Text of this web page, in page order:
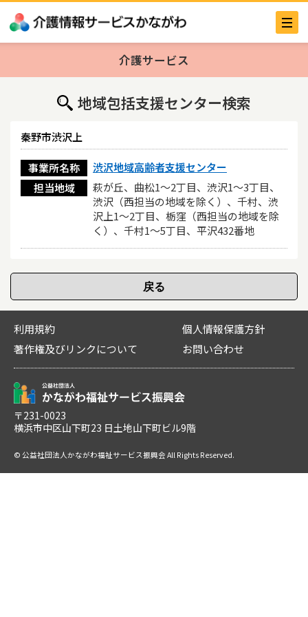
介護サービス
地域包括支援センター検索
秦野市渋沢上
事業所名称
渋沢地域高齢者支援センター
担当地域
萩が丘、曲松1～2丁目、渋沢1～3丁目、
渋沢（西担当の地域を除く）、千村、渋
沢上1～2丁目、栃窪（西担当の地域を除
く）、千村1～5丁目、平沢432番地
利用規約
個人情報保護方針
著作権及びリンクについて
お問い合わせ
〒231-0023
横浜市中区山下町23 日土地山下町ビル9階
© 公益社団法人かながわ福祉サービス振興会 All Rights Reserved.